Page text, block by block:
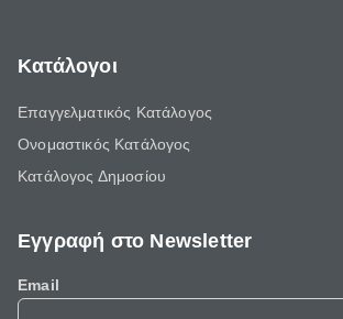
Κατάλογοι
Επαγγελματικός Κατάλογος
Ονομαστικός Κατάλογος
Κατάλογος Δημοσίου
Εγγραφή στο Newsletter
Email